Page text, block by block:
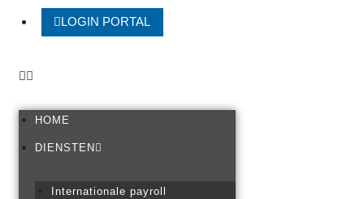
LOGIN PORTAL
HOME
DIENSTEN
Internationale payroll